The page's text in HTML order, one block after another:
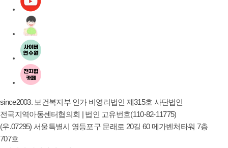
since2003. 보건복지부 인가 비영리법인 제315호 사단법인
전국지역아동센터협의회 | 법인 고유번호(110-82-11775)
(우.07295) 서울특별시 영등포구 문래로 20길 60 메가벤처타워 7층
707호